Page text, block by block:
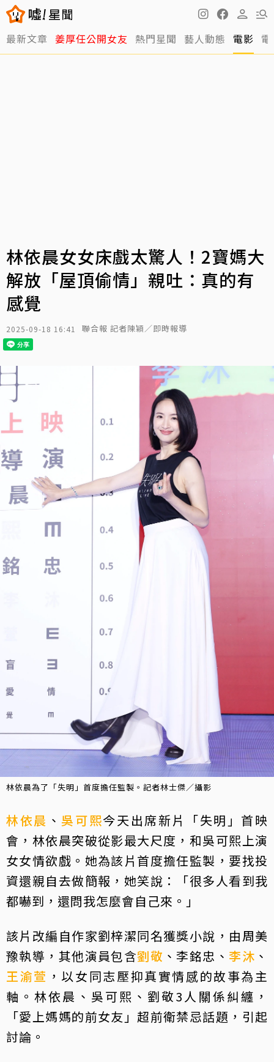
最新文章 姜厚任公開女友 熱門星聞 藝人動態 電影
林依晨女女床戲太驚人！2寶媽大
解放「屋頂偷情」親吐：真的有
感覺
2025-09-18 16:41 聯合報 記者陳穎／即時報導
林依晨為了「失明」首度擔任監製。記者林士傑／攝影
林依晨 、 吳可熙今天出席新片「失明」首映
會，林依晨突破從影最大尺度，和吳可熙上演
女女情欲戲。她為該片首度擔任監製，要找投
資還親自去做簡報，她笑說：「很多人看到我
都嚇到，還問我怎麼會自己來。」
該片改編自作家劉梓潔同名獲獎小說，由周美
豫執導，其他演員包含劉敬 、李銘忠、 李沐 、
王渝萱 ，以女同志壓抑真實情感的故事為主
軸。林依晨、吳可熙、劉敬3人關係糾纏，
「愛上媽媽的前女友」超前衛禁忌話題，引起
討論。